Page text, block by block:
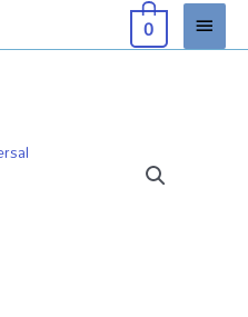
0